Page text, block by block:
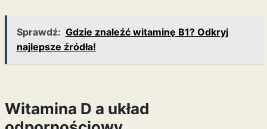
Sprawdź: Gdzie znaleźć witaminę B1? Odkryj
najlepsze źródła!
Witamina D a układ